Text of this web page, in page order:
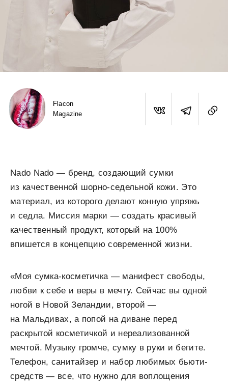
Flacon
Magazine
Nado Nado — бренд, создающий сумки
из качественной шорно-седельной кожи. Это
материал, из которого делают конную упряжь
и седла. Миссия марки — создать красивый
качественный продукт, который на 100%
впишется в концепцию современной жизни.
«Моя сумка-косметичка — манифест свободы,
любви к себе и веры в мечту. Сейчас вы одной
ногой в Новой Зеландии, второй —
на Мальдивах, а попой на диване перед
раскрытой косметичкой и нереализованной
мечтой. Музыку громче, сумку в руки и бегите.
Телефон, санитайзер и набор любимых бьюти-
средств — все, что нужно для воплощения